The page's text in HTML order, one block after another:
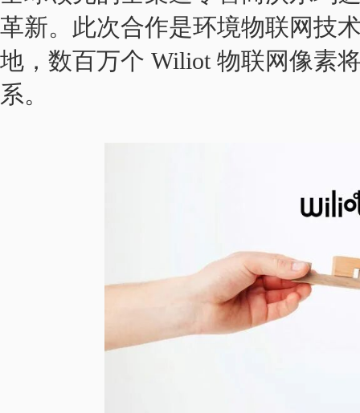
革新。此次合作是环境物联网技
地，数百万个 Wiliot 物联网像素
系。